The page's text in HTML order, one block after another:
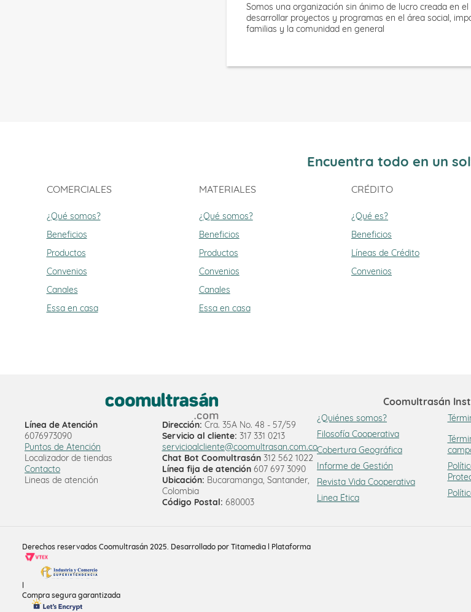
Somos una organización sin ánimo de lucro creada en
desarrollar proyectos y programas en el área social,
familias y la comunidad en general
Encuentra todo en un
COMERCIALES
¿Qué somos?
Beneficios
Productos
Convenios
Canales
Essa en casa
MATERIALES
¿Qué somos?
Beneficios
Productos
Convenios
Canales
Essa en casa
CRÉDITO
¿Qué es?
Beneficios
Líneas de Crédito
Convenios
Línea de Atención
6076973090
Puntos de Atención
Localizador de tiendas
Contacto
Lineas de atención
Dirección: Cra. 35A No. 48 - 57/59
Servicio al cliente: 317 331 0213
servicioalcliente@coomultrasan.com.co
Chat Bot Coomultrasán312 562 1022
Línea fija de atención607 697 3090
Ubicación: Bucaramanga, Santander,
Colombia
Código Postal: 680003
Coomultrasán
¿Quiénes somos?
Filosofía Cooperativa
Cobertura Geográfica
Informe de Gestión
Revista Vida Cooperativa
Linea Ética
Derechos reservados Coomultrasán 2025. Desarrollado por Titamedia l Plataforma
l
Compra segura garantizada